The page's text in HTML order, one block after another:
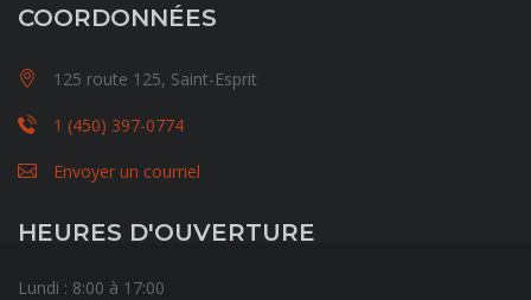
COORDONNÉES
125 route 125, Saint-Esprit
1 (450) 397-0774
Envoyer un courriel
HEURES D'OUVERTURE
Lundi : 8:00 à 17:00